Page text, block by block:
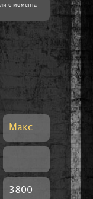
с момента
Макс
3800